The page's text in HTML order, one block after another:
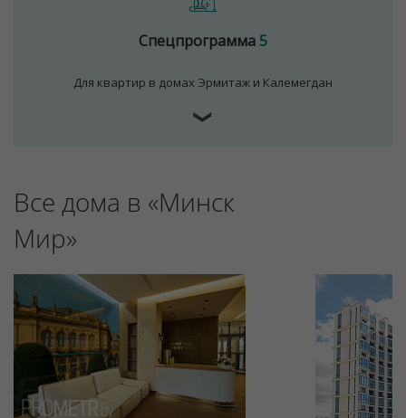
Спецпрограмма5
Для квартир в домах Эрмитаж и Калемегдан
❯
Все дома в «Минск
Мир»
Для обеспечения удобства пользователей сайта
используются cookies
Отклонить